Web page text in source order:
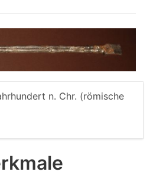
n. Chr. (römische